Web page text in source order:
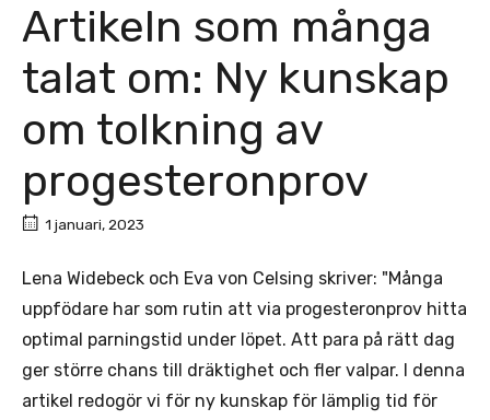
Artikeln som många
talat om: Ny kunskap
om tolkning av
progesteronprov
1 januari, 2023
Lena Widebeck och Eva von Celsing skriver: "Många
uppfödare har som rutin att via progesteronprov hitta
optimal parningstid under löpet. Att para på rätt dag
ger större chans till dräktighet och fler valpar. I denna
artikel redogör vi för ny kunskap för lämplig tid för